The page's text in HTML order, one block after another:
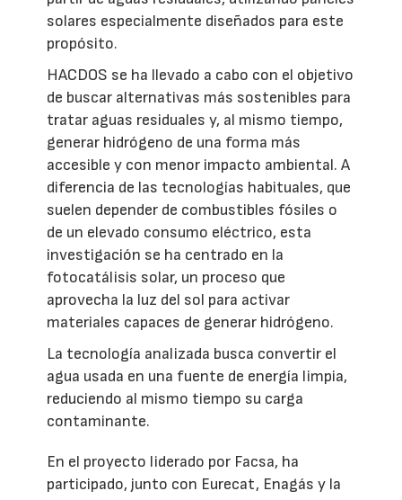
solares especialmente diseñados para este
propósito.
HACDOS se ha llevado a cabo con el objetivo
de buscar alternativas más sostenibles para
tratar aguas residuales y, al mismo tiempo,
generar hidrógeno de una forma más
accesible y con menor impacto ambiental. A
diferencia de las tecnologías habituales, que
suelen depender de combustibles fósiles o
de un elevado consumo eléctrico, esta
investigación se ha centrado en la
fotocatálisis solar, un proceso que
aprovecha la luz del sol para activar
materiales capaces de generar hidrógeno.
La tecnología analizada busca convertir el
agua usada en una fuente de energía limpia,
reduciendo al mismo tiempo su carga
contaminante.
En el proyecto liderado por Facsa, ha
participado, junto con Eurecat, Enagás y la